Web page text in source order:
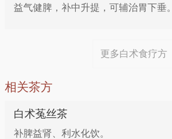
白术+茯苓增强健脾消肿功效
白术+猪肚增强补气健脾功效
益气健脾，补中升提，可辅治胃下垂。
更多白术食疗方
相关茶方
白术菟丝茶
补脾益肾、利水化饮。